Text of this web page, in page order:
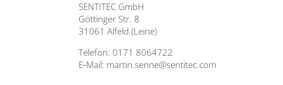
SENTITEC GmbH
Göt­tin­ger Str. 8
31061 Alfeld (Lei­ne)
Tele­fon: 0171 8064722
E‑Mail: martin.senne@sentitec.com